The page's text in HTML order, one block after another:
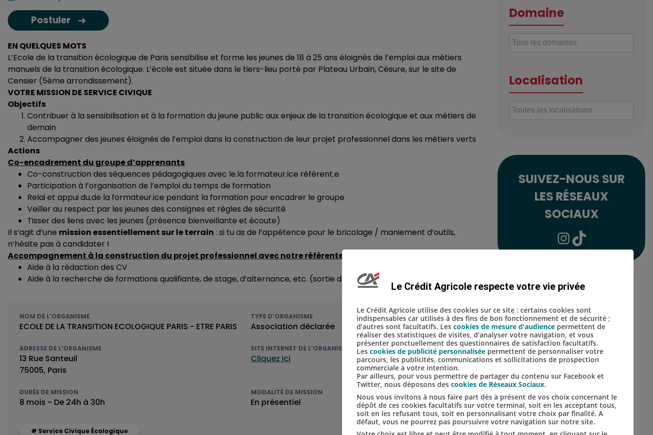
Postuler
EN QUELQUES MOTS
L’Ecole de la transition écologique de Paris sensibilise et forme les jeunes de 18 à 25 ans éloignés de l’emploi aux métiers
manuels de la transition écologique. L’école est située dans le tiers-lieu porté par Plateau Urbain, Césure, sur le site de
Censier (5ème arrondissement).
VOTRE MISSION DE SERVICE CIVIQUE
Objectifs
Contribuer à la sensibilisation et à la formation du jeune public aux enjeux de la transition écologique et aux métiers de
demain
Accompagner des jeunes éloignés de l’emploi dans la construction de leur projet professionnel dans les métiers verts
Actions
Co-encadrement du groupe d’apprenants
Co-construction des séquences pédagogiques avec le.la formateur.ice référent.e
Participation à l’organisation de l’emploi du temps de formation
Relai et appui du.de la formateur.ice pendant la formation pour encadrer le groupe
Veiller au respect par les jeunes des consignes et règles de sécurité
Tisser des liens avec les jeunes (présence bienveillante et écoute)
Il s’agit d’une mission essentiellement sur le terrain : si tu as de l’appétence pour le bricolage / maniement d’outils,
n’hésite pas à candidater !
Accompagnement à la construction du projet professionnel avec notre référente socio-professionnelle
Aide à la rédaction des CV
Aide à la recherche de formations qualifiante, de stage, d’alternance, etc. (sortie de parcours de formation)
NOM DE L'ORGANISME
ECOLE DE LA TRANSITION ECOLOGIQUE PARIS - ETRE PARIS
TYPE D'ORGANISME
Association déclarée
ADRESSE DE L'ORGANISME
13 Rue Santeuil
75005, Paris
SITE INTERNET DE L'ORGANISME
Cliquez ici
DURÉE DE MISSION
8 mois - De 24h à 30h
MODALITÉ DE MISSION
En présentiel
# Service Civique Écologique
Domaine
Localisation
SUIVEZ-NOUS SUR
LES RÉSEAUX
SOCIAUX
Lien vers le compte
Lien vers le compte
Le Crédit Agricole respecte votre vie privée
Le Crédit Agricole utilise des cookies sur ce site : certains cookies sont
indispensables car utilisés à des fins de bon fonctionnement et de sécurité ;
d’autres sont facultatifs. Les cookies de mesure d'audience permettent de
réaliser des statistiques de visites, d’analyser votre navigation, et vous
présenter ponctuellement des questionnaires de satisfaction facultatifs.
Les cookies de publicité personnalisée permettent de personnaliser votre
parcours, les publicités, communications et sollicitations de prospection
commerciale à votre intention.
Par ailleurs, pour vous permettre de partager du contenu sur Facebook et
Twitter, nous déposons des cookies de Réseaux Sociaux.
Nous vous invitons à nous faire part dès à présent de vos choix concernant le
dépôt de ces cookies facultatifs sur votre terminal, soit en les acceptant tous,
soit en les refusant tous, soit en personnalisant votre choix par finalité. A
défaut, vous ne pourrez pas poursuivre votre navigation sur notre site.